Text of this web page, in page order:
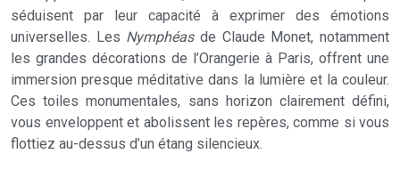
séduisent par leur capacité à exprimer des émotions
universelles. Les Nymphéasde Claude Monet, notamment
les grandes décorations de l’Orangerie à Paris, offrent une
immersion presque méditative dans la lumière et la couleur.
Ces toiles monumentales, sans horizon clairement défini,
vous enveloppent et abolissent les repères, comme si vous
flottiez au-dessus d’un étang silencieux.